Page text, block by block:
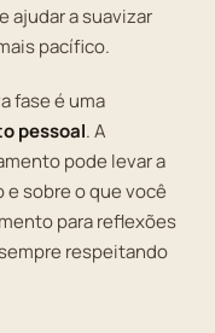
ajudar a suavizar
pacífico.
fase é uma
pessoal. A
pode levar a
sobre o que você
para reflexões
respeitando